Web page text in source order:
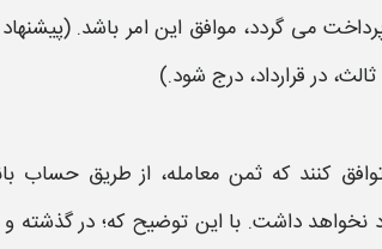
می گردد، موافق این امر باشد.
ثالث، در قرارداد، درج شود.)
کنند که ثمن معامله، از طریق حساب
نخواهد داشت. با این توضیح که؛ در گذشته و